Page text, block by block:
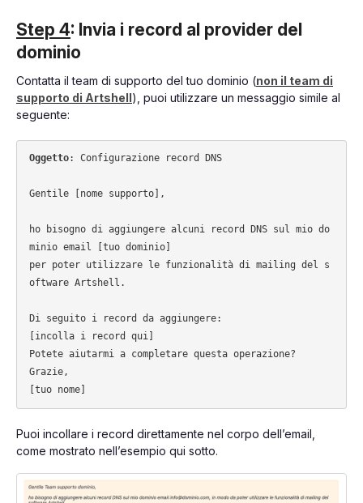
Step 4: Invia i record al provider del
dominio
Contatta il team di supporto del tuo dominio (non il team di
supporto di Artshell), puoi utilizzare un messaggio simile al
seguente:
Oggetto: Configurazione record DNS
Gentile [nome supporto],
ho bisogno di aggiungere alcuni record DNS sul mio do
minio email [tuo dominio]
per poter utilizzare le funzionalità di mailing del s
oftware Artshell.
Di seguito i record da aggiungere:
[incolla i record qui]
Potete aiutarmi a completare questa operazione?
Grazie,
Puoi incollare i record direttamente nel corpo dell’email,
come mostrato nell’esempio qui sotto.